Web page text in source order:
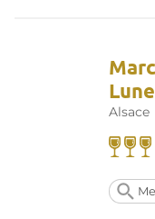
Alsace